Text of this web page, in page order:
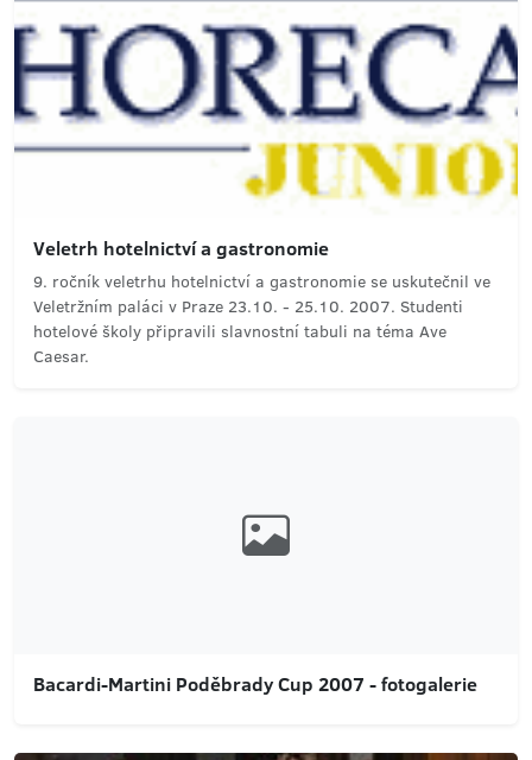
Veletrh hotelnictví a gastronomie
9. ročník veletrhu hotelnictví a gastronomie se uskutečnil ve
Veletržním paláci v Praze 23.10. - 25.10. 2007. Studenti
hotelové školy připravili slavnostní tabuli na téma Ave
Caesar.
Bacardi-Martini Poděbrady Cup 2007 - fotogalerie